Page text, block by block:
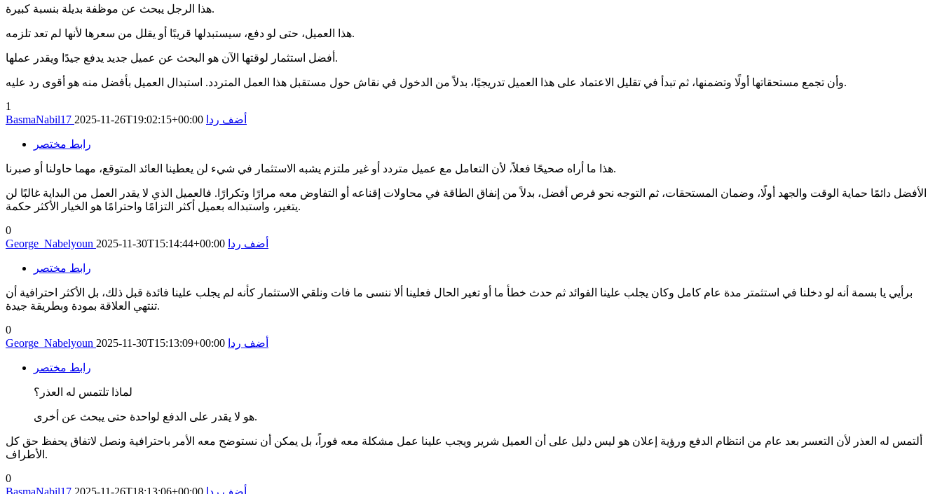
هذا الرجل يبحث عن موظفة بديلة بنسبة كبيرة.
هذا العميل، حتى لو دفع، سيستبدلها قريبًا أو يقلل من سعرها لأنها لم تعد تلزمه.
أفضل استثمار لوقتها الآن هو البحث عن عميل جديد يدفع جيدًا ويقدر عملها.
وأن تجمع مستحقاتها أولًا وتضمنها، ثم تبدأ في تقليل الاعتماد على هذا العميل تدريجيًا، بدلاً من الدخول في نقاش حول مستقبل هذا العمل المتردد. استبدال العميل بأفضل منه هو أقوى رد عليه.
1
BasmaNabil17 2025-11-26T19:02:15+00:00 أضف ردا
رابط مختصر
هذا ما أراه صحيحًا فعلاً، لأن التعامل مع عميل متردد أو غير ملتزم يشبه الاستثمار في شيء لن يعطينا العائد المتوقع، مهما حاولنا أو صبرنا.
الأفضل دائمًا حماية الوقت والجهد أولًا، وضمان المستحقات، ثم التوجه نحو فرص أفضل، بدلاً من إنفاق الطاقة في محاولات إقناعه أو التفاوض معه مرارًا وتكرارًا. فالعميل الذي لا يقدر العمل من البداية غالبًا لن
يتغير، واستبداله بعميل أكثر التزامًا واحترامًا هو الخيار الأكثر حكمة.
0
George_Nabelyoun 2025-11-30T15:14:44+00:00 أضف ردا
رابط مختصر
برأيي يا بسمة أنه لو دخلنا في استثمتر مدة عام كامل وكان يجلب علينا الفوائد ثم حدث خطأ ما أو تغير الحال فعلينا ألا ننسى ما فات ونلقي الاستثمار كأنه لم يجلب علينا فائدة قبل ذلك، بل الأكثر احترافية أن
تنتهي العلاقة بمودة وبطريقة جيدة.
0
George_Nabelyoun 2025-11-30T15:13:09+00:00 أضف ردا
رابط مختصر
لماذا تلتمس له العذر؟
هو لا يقدر على الدفع لواحدة حتى يبحث عن أخرى.
ألتمس له العذر لأن التعسر بعد عام من انتظام الدفع ورؤية إعلان هو ليس دليل على أن العميل شرير ويجب علينا عمل مشكلة معه فوراً، بل يمكن أن نستوضح معه الأمر باحترافية ونصل لاتفاق يحفظ حق كل
الأطراف.
0
BasmaNabil17 2025-11-26T18:13:06+00:00 أضف ردا